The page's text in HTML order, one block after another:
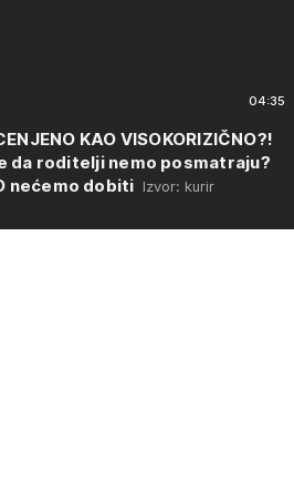
04:35
KAO VISOKORIZIČNO?!
da roditelji nemo posmatraju?
nećemo dobiti Izvor: kurir